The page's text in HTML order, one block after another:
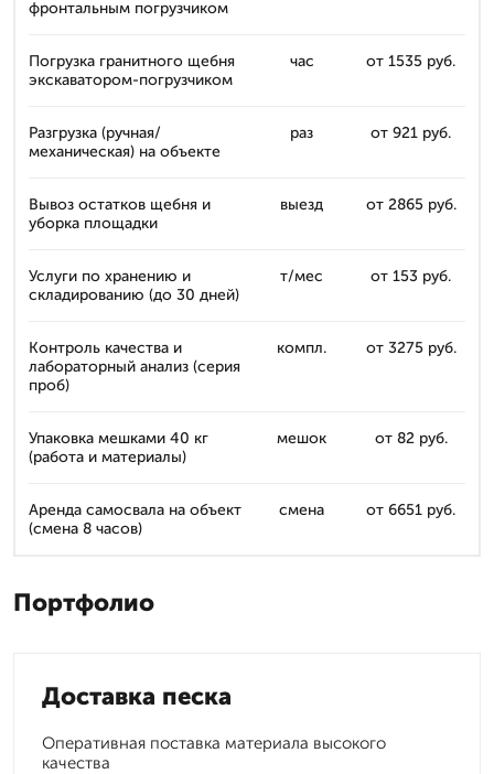
фронтальным погрузчиком
Погрузка гранитного щебня
экскаватором-погрузчиком
час от 1535 руб.
Разгрузка (ручная/
механическая) на объекте
раз от 921 руб.
Вывоз остатков щебня и
уборка площадки
выезд от 2865 руб.
Услуги по хранению и
складированию (до 30 дней)
т/мес от 153 руб.
Контроль качества и
лабораторный анализ (серия
проб)
компл. от 3275 руб.
Упаковка мешками 40 кг
(работа и материалы)
мешок от 82 руб.
Аренда самосвала на объект
(смена 8 часов)
смена от 6651 руб.
Портфолио
Доставка песка
Оперативная поставка материала высокого
качества